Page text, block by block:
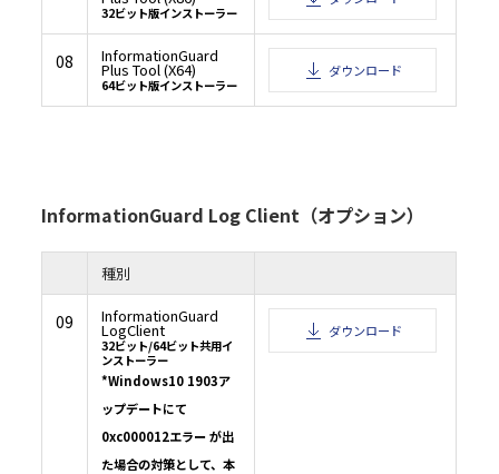
32ビット版インストーラー
08 InformationGuard
Plus Tool (X64)
64ビット版インストーラー
ダウンロード
InformationGuard Log Client（オプション）
種別
09 InformationGuard
LogClient
32ビット/64ビット共用イ
ンストーラー
*Windows10 1903ア
ップデートにて
0xc000012エラー が出
た場合の対策として、本
ダウンロード